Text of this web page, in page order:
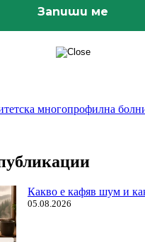
Какво е кафяв шум и
05.08.2026